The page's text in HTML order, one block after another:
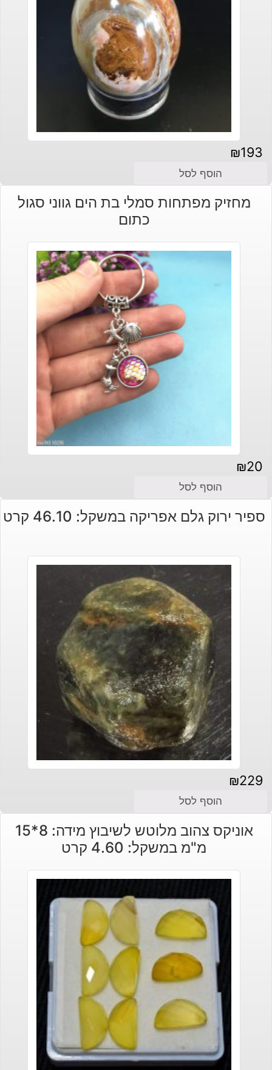
₪193
הוסף לסל
מחזיק מפתחות סמלי בת הים גווני סגול
כתום
₪20
הוסף לסל
ספיר ירוק גלם אפריקה במשקל: 46.10 קרט
₪229
הוסף לסל
אוניקס צהוב מלוטש לשיבוץ מידה: 8*15
מ"מ במשקל: 4.60 קרט